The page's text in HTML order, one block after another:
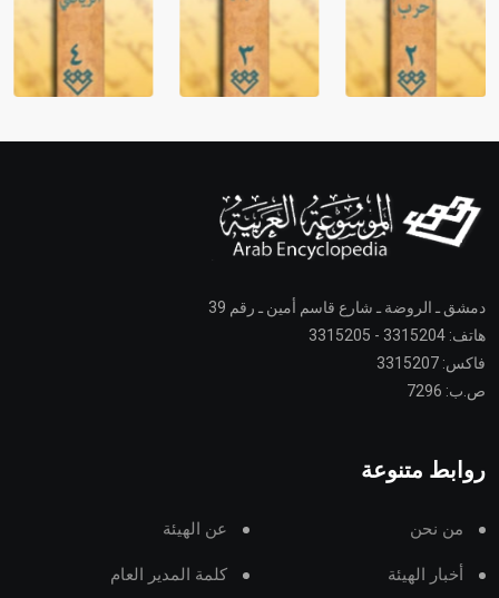
دمشق ـ الروضة ـ شارع قاسم أمين ـ رقم 39
هاتف: 3315204 - 3315205
فاكس: 3315207
ص.ب: 7296
روابط متنوعة
من نحن عن الهيئة
أخبار الهيئة كلمة المدير العام